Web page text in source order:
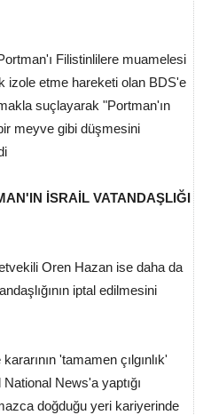
Filistinlilere muamelesi
izole etme hareketi olan BDS'e
suçlayarak "Portman'ın
meyve gibi düşmesini
İSRAİL VATANDAŞLIĞI
Oren Hazan ise daha da
iptal edilmesini
'tamamen çılgınlık'
News'a yaptığı
doğduğu yeri kariyerinde